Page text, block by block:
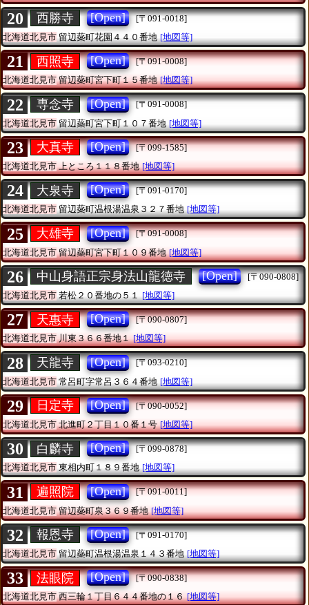
20 西勝寺 [Open]
[〒091-0018]
北海道北見市 留辺蘂町花園４４０番地 [地図等]
21 西照寺 [Open]
[〒091-0008]
北海道北見市留辺蘂町宮下町１５番地 [地図等]
22 専念寺 [Open]
[〒091-0008]
北海道北見市 留辺蘂町宮下町１０７番地 [地図等]
23 大真寺 [Open]
[〒099-1585]
北海道北見市上ところ１１８番地 [地図等]
24 大泉寺 [Open]
[〒091-0170]
北海道北見市留辺蘂町温根湯温泉３２７番地 [地図等]
25 大雄寺 [Open]
[〒091-0008]
北海道北見市留辺蘂町宮下町１０９番地 [地図等]
26 中山身語正宗身法山龍徳寺 [Open]
[〒090-0808]
北海道北見市 若松２０番地の５１ [地図等]
27 天惠寺 [Open]
[〒090-0807]
北海道北見市川東３６６番地１ [地図等]
28 天龍寺 [Open]
[〒093-0210]
北海道北見市 常呂町字常呂３６４番地 [地図等]
29 日定寺 [Open]
[〒090-0052]
北海道北見市北進町２丁目１０番１号 [地図等]
30 白麟寺 [Open]
[〒099-0878]
北海道北見市東相内町１８９番地 [地図等]
31 遍照院 [Open]
[〒091-0011]
北海道北見市留辺蘂町泉３６９番地 [地図等]
32 報恩寺 [Open]
[〒091-0170]
北海道北見市 留辺蘂町温根湯温泉１４３番地 [地図等]
33 法眼院 [Open]
[〒090-0838]
北海道北見市西三輪１丁目６４４番地の１６ [地図等]